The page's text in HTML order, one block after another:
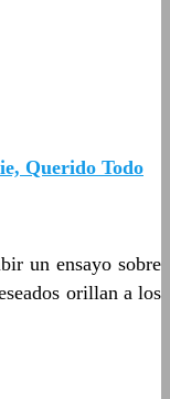
Querido Todo
un ensayo sobre
orillan a los